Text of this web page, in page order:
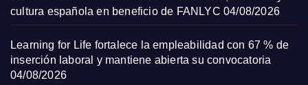
cultura española en beneficio de FANLYC 04/08/2026
Learning for Life fortalece la empleabilidad con 67 % de
inserción laboral y mantiene abierta su convocatoria
04/08/2026